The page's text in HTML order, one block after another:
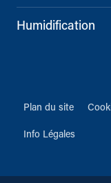
Humidification
Plan du site
Info Légales